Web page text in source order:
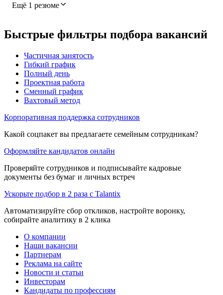
Ещё 1 резюме
Быстрые фильтры подбора вакансий
Частичная занятость
Гибкий график
Полный день
Проектная работа
Сменный график
Вахтовый метод
Корпоративная поддержка сотрудников
Какой соцпакет вы предлагаете семейным сотрудникам?
Оформляйте кандидатов онлайн
Проверяйте сотрудников и подписывайте кадровые
документы без бумаг и личных встреч
Ускорьте подбор в 2 раза с Talantix
Автоматизируйте сбор откликов, настройте воронку,
собирайте аналитику в 2 клика
О компании
Наши вакансии
Партнерам
Реклама на сайте
Новости и статьи
Инвесторам
Кандидаты по профессиям